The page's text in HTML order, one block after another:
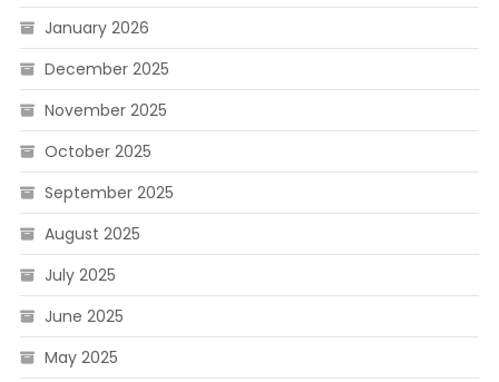
January 2026
December 2025
November 2025
October 2025
September 2025
August 2025
July 2025
June 2025
May 2025